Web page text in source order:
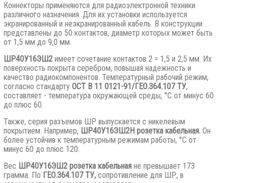
Коннекторы применяются для радиоэлектронной техники
различного назначения. Для их установки используется
экранированный и неэкранированный кабель. В конструкции
представлены до 50 контактов, диаметр которых может быть
от 1,5 мм до 9,0 мм.
ШР40У16ЭШ2 имеет сочетание контактов 2 = 1,5 и 2,5 мм. Их
поверхность покрыта серебром, повышая надежность и
качество радиокомпонентов. Температурный рабочий режим,
согласно стандарту ОСТ В 11 0121-91/ГЕО.364.107 ТУ,
составляет - температура окружающей среды, °С от минус 60
до плюс 60.
Также, серия разъемов ШР выпускается с никелевым
покрытием. Например, ШР40У16ЭШ2Н розетка кабельная. Он
более устойчив к температурным режимам работы, °С от
минус 60 до плюс 120.
Вес ШР40У16ЭШ2 розетка кабельная не превышает 173
грамма. По ГЕО.364.107 ТУ, сопротивление для ШР, в